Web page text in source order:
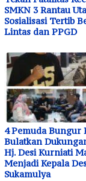
SMKN 3 Rantau
Sosialisasi Tertib
Lintas dan PPGD
4 Pemuda Bungur
Bulatkan
Hj. Desi Kurniati
Menjadi Kepala
Sukamulya